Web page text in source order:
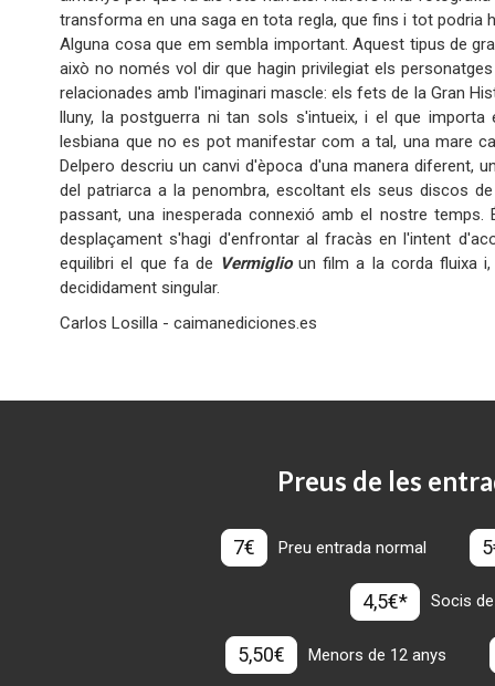
transforma en una saga en tota regla, que fins i tot podria
Alguna cosa que em sembla important. Aquest tipus de
això no només vol dir que hagin privilegiat els
relacionades amb l'imaginari mascle: els fets de la Gran
lluny, la postguerra ni tan sols s'intueix, i el que
lesbiana que no es pot manifestar com a tal, una mare
Delpero descriu un canvi d'època d'una manera diferent,
del patriarca a la penombra, escoltant els seus discos
passant, una inesperada connexió amb el nostre
desplaçament s'hagi d'enfrontar al fracàs en l'intent
equilibri el que fa de Vermiglioun film a la corda fluixa i,
decididament singular.
Carlos Losilla - caimanediciones.es
Preus de les
7€ Preu entrada normal
4,5€* Socis
5,50€ Menors de 12 anys